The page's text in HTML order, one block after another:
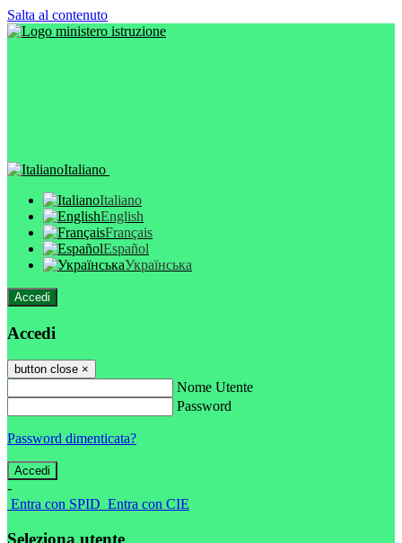
Salta al contenuto
Italiano
Italiano
English
Français
Español
Українська
Accedi
Accedi
button close ×
Nome Utente
Password
Password dimenticata?
-
Entra con SPID Entra con CIE
Seleziona utente